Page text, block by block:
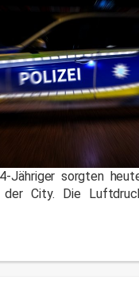
Jähriger sorgten
der City. Die